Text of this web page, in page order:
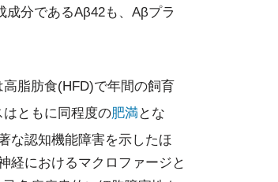
分であるAβ42も、Aβプラ
脂肪食(HFD)で年間の飼育
はともに同程度の肥満とな
な認知機能障害を示したほ
経におけるマクロファージと